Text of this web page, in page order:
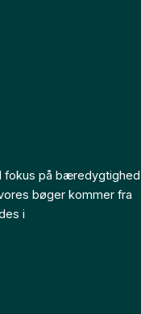
fokus på bæredygtighed
bøger kommer fra
i